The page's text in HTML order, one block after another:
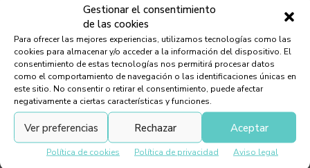
Gestionar el consentimiento
de las cookies
Para ofrecer las mejores experiencias, utilizamos tecnologías como las
cookies para almacenar y/o acceder a la información del dispositivo. El
consentimiento de estas tecnologías nos permitirá procesar datos
como el comportamiento de navegación o las identificaciones únicas en
este sitio. No consentir o retirar el consentimiento, puede afectar
negativamente a ciertas características y funciones.
Aceptar
Rechazar
Ver preferencias
Política de cookies Política de privacidad Aviso legal
20 CL de nata (o crema de leche)
Canela en polvo
Vierte el café y el whisky muy calientes directamente en el
vaso. Añade azúcar y mezcla hasta disolverla. Después la nata,
poco a poco, sin que se mezcle con el café. Han de quedar
diferenciados. Remata con canela espolvoreada o unos granos
de café.